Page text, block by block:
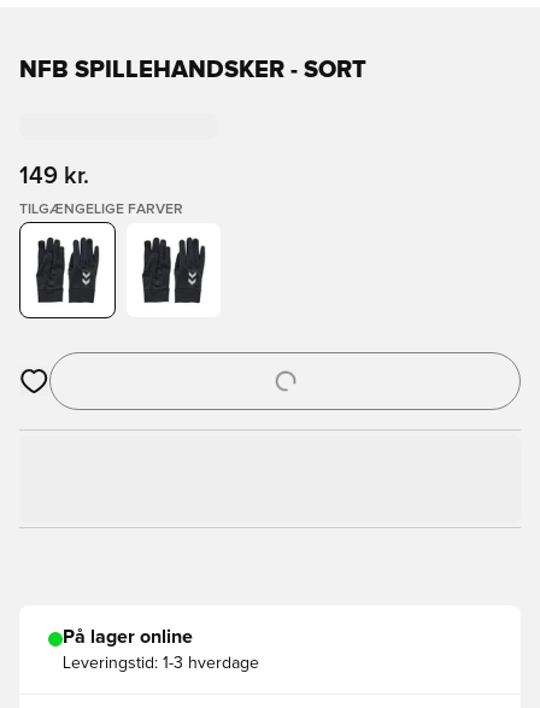
NFB SPILLEHANDSKER - SORT
149 kr.
TILGÆNGELIGE FARVER
Åbner en Modal til at logge ind eller tilmelde dig som medlem
På lager online
Leveringstid: 1-3 hverdage